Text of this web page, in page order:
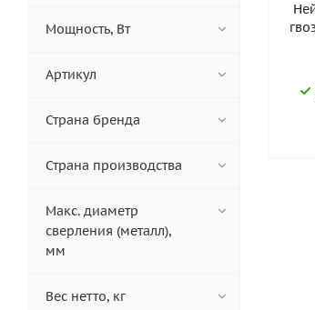
Мощность, Вт
Артикул
Страна бренда
Страна производства
Макс. диаметр
сверления (металл),
мм
Вес нетто, кг